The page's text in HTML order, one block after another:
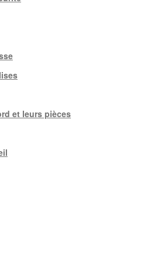
et leurs pièces